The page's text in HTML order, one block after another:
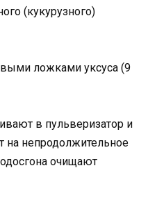
(кукурузного)
ложками уксуса (9
в пульверизатор и
на непродолжительное
очищают